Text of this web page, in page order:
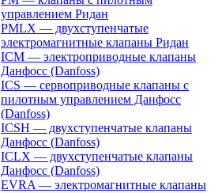
управлением Ридан
PMLX — двухступенчатые
электромагнитные клапаны Ридан
ICM — электроприводные клапаны
Данфосс (Danfoss)
ICS — сервоприводные клапаны с
пилотным управлением Данфосс
(Danfoss)
ICSH — двухступенчатые клапаны
Данфосс (Danfoss)
ICLX — двухступенчатые клапаны
Данфосс (Danfoss)
EVRA — электромагнитные клапаны